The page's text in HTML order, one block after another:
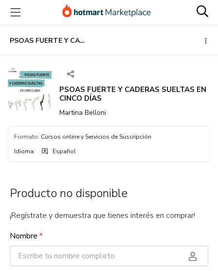
principal
página
de
página
PSOAS FUERTE Y CADERAS SUELTAS EN CINCO DÍAS
PSOAS FUERTE Y CADERAS SUELTAS EN
CINCO DÍAS
Martina Belloni
Formato: Cursos online y Servicios de Suscripción
Idioma: Español
Producto no disponible
¡Regístrate y demuestra que tienes interés en comprar!
Nombre *